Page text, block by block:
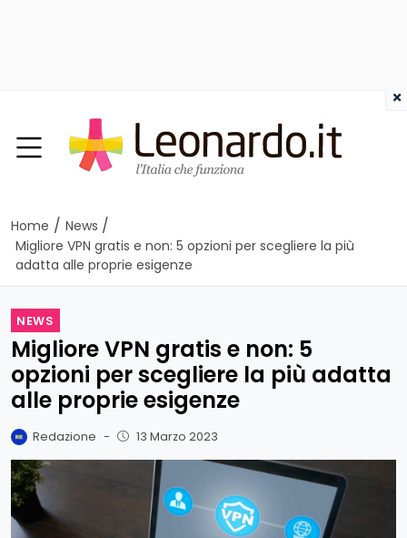
Home / News /
Migliore VPN gratis e non: 5 opzioni per scegliere la più
adatta alle proprie esigenze
NEWS
Migliore VPN gratis e non: 5
opzioni per scegliere la più adatta
alle proprie esigenze
Redazione - 13 Marzo 2023
×